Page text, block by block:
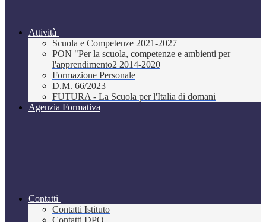
Attività
Scuola e Competenze 2021-2027
PON "Per la scuola, competenze e ambienti per
l'apprendimento2 2014-2020
Formazione Personale
D.M. 66/2023
FUTURA - La Scuola per l'Italia di domani
Agenzia Formativa
Contatti
Contatti Istituto